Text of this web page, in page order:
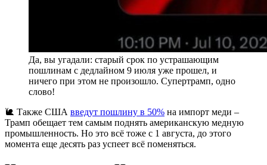
Да, вы угадали: старый срок по устрашающим
пошлинам с дедлайном 9 июля уже прошел, и
ничего при этом не произошло. Супертрамп, одно
слово!
🐌 Также США введут пошлину в 50% на импорт меди –
Трамп обещает тем самым поднять американскую медную
промышленность. Но это всё тоже с 1 августа, до этого
момента еще десять раз успеет всё поменяться.